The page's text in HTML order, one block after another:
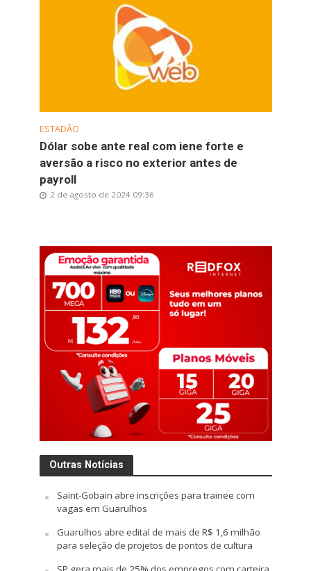
ESTADÃO
Dólar sobe ante real com iene forte e
aversão a risco no exterior antes de
payroll
2 de agosto de 2024 09:36
Outras Notícias
Saint-Gobain abre inscrições para trainee com
vagas em Guarulhos
Guarulhos abre edital de mais de R$ 1,6 milhão
para seleção de projetos de pontos de cultura